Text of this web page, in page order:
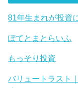
81年生まれが投資
ぽてとまとらいふ
もっそり投資
バリュートラスト